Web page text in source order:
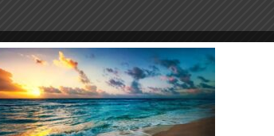
ποιότητας και αισθητικής σε μηχανές
προϊόντων έρχεται σε Μαύρο Γυαλιστερό χρώμα